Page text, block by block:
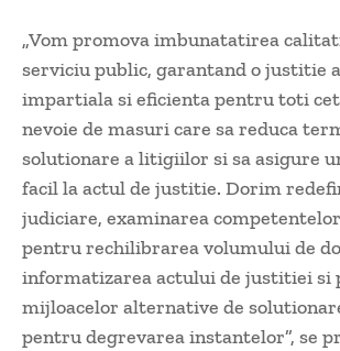
„Vom promova imbunatatirea
serviciu public, garantand o justitie
impartiala si eficienta pentru toti
nevoie de masuri care sa reduca
solutionare a litigiilor si sa asigure
facil la actul de justitie. Dorim
judiciare, examinarea
pentru rechilibrarea volumului de
informatizarea actului de justitiei si
mijloacelor alternative de
pentru degrevarea instantelor”, se